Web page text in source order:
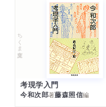
ちくま文庫
考現学入門
今和次郎著藤森照信編